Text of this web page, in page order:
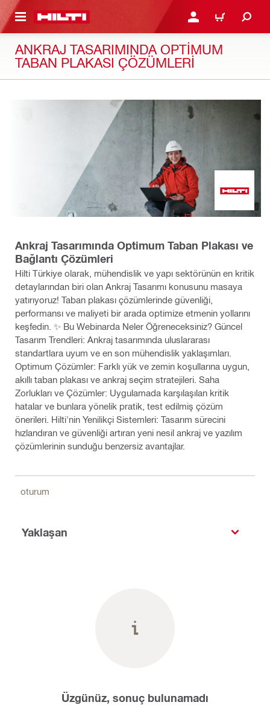
GEÇ GIRIŞ YAP YA DA KAYIT
SEPET
ANKRAJ TASARIMINDA OPTIMUM
TABAN PLAKASI ÇÖZÜMLERI
Ankraj Tasarımında Optimum Taban Plakası ve
Bağlantı Çözümleri
Hilti Türkiye olarak, mühendislik ve yapı sektörünün en kritik
detaylarından biri olan Ankraj Tasarımı konusunu masaya
yatırıyoruz! Taban plakası çözümlerinde güvenliği,
performansı ve maliyeti bir arada optimize etmenin yollarını
keşfedin. ✨ Bu Webinarda Neler Öğreneceksiniz? Güncel
Tasarım Trendleri: Ankraj tasarımında uluslararası
standartlara uyum ve en son mühendislik yaklaşımları.
Optimum Çözümler: Farklı yük ve zemin koşullarına uygun,
akıllı taban plakası ve ankraj seçim stratejileri. Saha
Zorlukları ve Çözümler: Uygulamada karşılaşılan kritik
hatalar ve bunlara yönelik pratik, test edilmiş çözüm
önerileri. Hilti'nin Yenilikçi Sistemleri: Tasarım sürecini
hızlandıran ve güvenliği artıran yeni nesil ankraj ve yazılım
çözümlerinin sunduğu benzersiz avantajlar.
oturum
Yaklaşan
Üzgünüz, sonuç bulunamadı